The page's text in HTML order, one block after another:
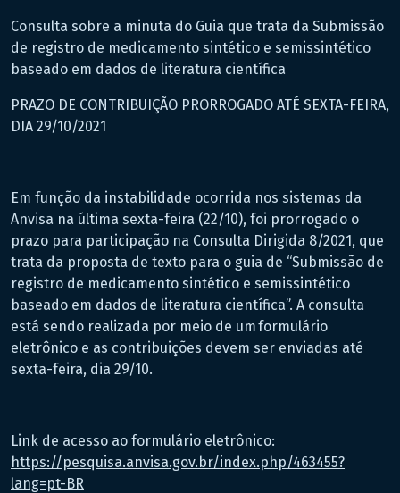
Consulta sobre a minuta do Guia que trata da Submissão
de registro de medicamento sintético e semissintético
baseado em dados de literatura científica
PRAZO DE CONTRIBUIÇÃO PRORROGADO ATÉ SEXTA-FEIRA,
DIA 29/10/2021
Em função da instabilidade ocorrida nos sistemas da
Anvisa na última sexta-feira (22/10), foi prorrogado o
prazo para participação na Consulta Dirigida 8/2021, que
trata da proposta de texto para o guia de “Submissão de
registro de medicamento sintético e semissintético
baseado em dados de literatura científica”. A consulta
está sendo realizada por meio de um formulário
eletrônico e as contribuições devem ser enviadas até
sexta-feira, dia 29/10.
Link de acesso ao formulário eletrônico:
https://pesquisa.anvisa.gov.br/index.php/463455?
lang=pt-BR